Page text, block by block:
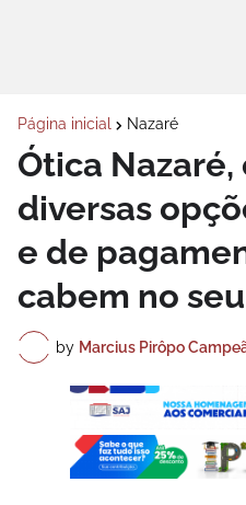
Página inicial Nazaré
Ótica
diversas
e de
cabem no
by Marcius Pirôpo